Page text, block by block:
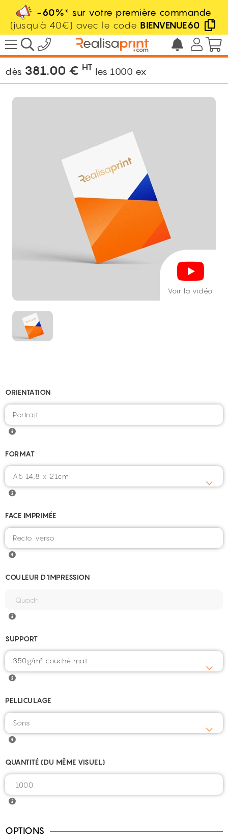
-60%* sur votre première commande
(jusqu'à 40€) avec le code BIENVENUE60
/ Publicité / Commercial / Flyer /
Prospectus dorure à chaud
dès 381.00 € HT les 1000 ex
Voir la vidéo
ORIENTATION
FORMAT
FACE IMPRIMÉE
COULEUR D'IMPRESSION
SUPPORT
350g/m² couché mat
PELLICULAGE
QUANTITÉ (DU MÊME VISUEL)
OPTIONS